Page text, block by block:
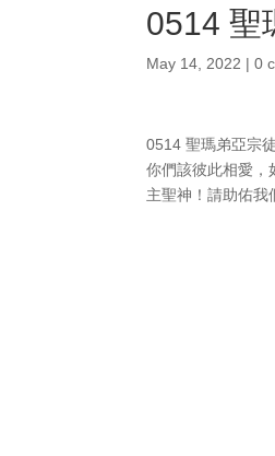
0514 聖
May 14, 2022 |0
0514 聖瑪弟亞宗
你們該彼此相愛，
主聖神！請助佑我